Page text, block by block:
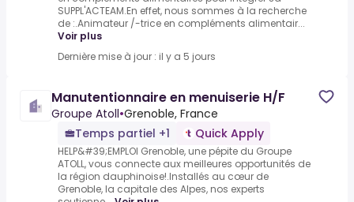
SUPPL'ACTEAM.En effet, nous sommes à la recherche
de :.Animateur /-trice en compléments alimentair...
Voir plus
Dernière mise à jour : il y a 5 jours
Manutentionnaire en menuiserie H/F
Groupe Atoll•Grenoble, France
Temps partiel +1
Quick Apply
HELP&#39;EMPLOI Grenoble, une pépite du Groupe
ATOLL, vous connecte aux meilleures opportunités de
la région dauphinoise!.Installés au cœur de
Grenoble, la capitale des Alpes, nos experts